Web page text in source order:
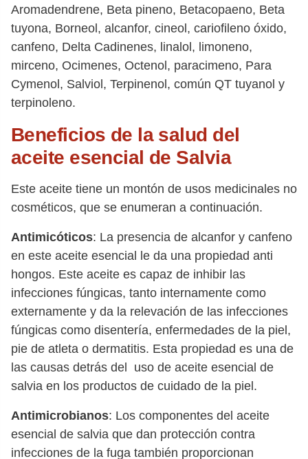
Aromadendrene, Beta pineno, Betacopaeno, Beta
tuyona, Borneol, alcanfor, cineol, cariofileno óxido,
canfeno, Delta Cadinenes, linalol, limoneno,
mirceno, Ocimenes, Octenol, paracimeno, Para
Cymenol, Salviol, Terpinenol, común QT tuyanol y
terpinoleno.
Beneficios de la salud del
aceite esencial de Salvia
Este aceite tiene un montón de usos medicinales no
cosméticos, que se enumeran a continuación.
Antimicóticos: La presencia de alcanfor y canfeno
en este aceite esencial le da una propiedad anti
hongos. Este aceite es capaz de inhibir las
infecciones fúngicas, tanto internamente como
externamente y da la relevación de las infecciones
fúngicas como disentería, enfermedades de la piel,
pie de atleta o dermatitis. Esta propiedad es una de
las causas detrás del uso de aceite esencial de
salvia en los productos de cuidado de la piel.
Antimicrobianos: Los componentes del aceite
esencial de salvia que dan protección contra
infecciones de la fuga también proporcionan